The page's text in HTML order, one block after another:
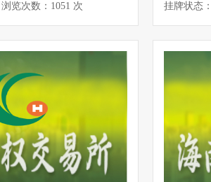
浏览次数：1051 次
挂牌状态